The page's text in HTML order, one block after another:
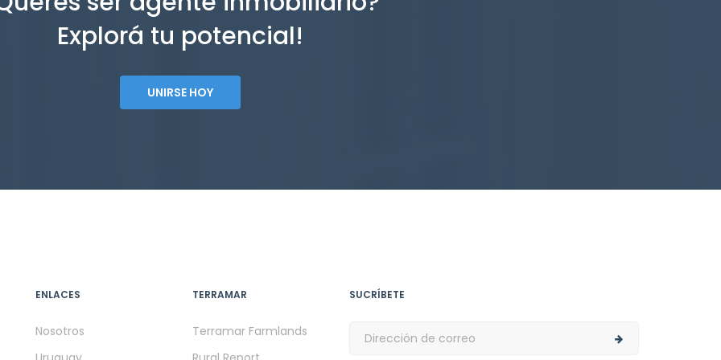
Explorá tu potencial!
UNIRSE HOY
ENLACES
Nosotros
TERRAMAR
Terramar Farmlands
SUCRÍBETE